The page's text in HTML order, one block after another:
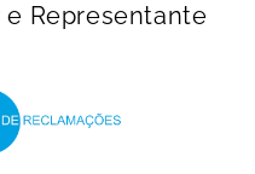
e Representante